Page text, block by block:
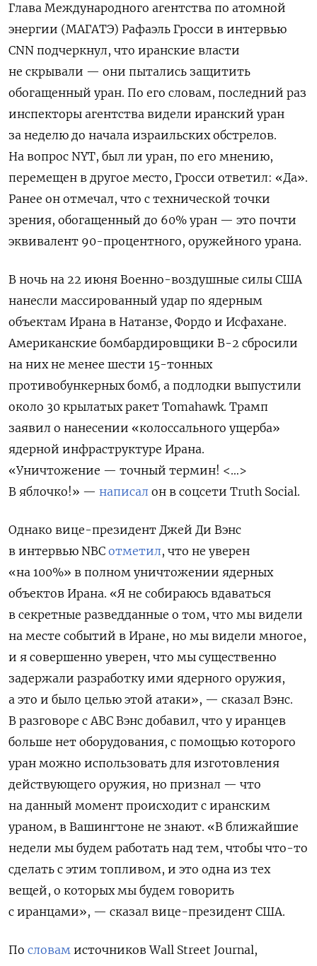
Глава Международного агентства по атомной
энергии (МАГАТЭ) Рафаэль Гросси в интервью
CNN подчеркнул, что иранские власти
не скрывали — они пытались защитить
обогащенный уран. По его словам, последний раз
инспекторы агентства видели иранский уран
за неделю до начала израильских обстрелов.
На вопрос NYT, был ли уран, по его мнению,
перемещен в другое место, Гросси ответил: «Да».
Ранее он отмечал, что с технической точки
зрения, обогащенный до 60% уран — это почти
эквивалент 90-процентного, оружейного урана.
В ночь на 22 июня Военно-воздушные силы США
нанесли массированный удар по ядерным
объектам Ирана в Натанзе, Фордо и Исфахане.
Американские бомбардировщики В-2 сбросили
на них не менее шести 15-тонных
противобункерных бомб, а подлодки выпустили
около 30 крылатых ракет Tomahawk. Трамп
заявил о нанесении «колоссального ущерба»
ядерной инфраструктуре Ирана.
«Уничтожение — точный термин! <…>
В яблочко!» — написал он в соцсети Truth Social.
Однако вице-президент Джей Ди Вэнс
в интервью NBC отметил, что не уверен
«на 100%» в полном уничтожении ядерных
объектов Ирана. «Я не собираюсь вдаваться
в секретные разведданные о том, что мы видели
на месте событий в Иране, но мы видели многое,
и я совершенно уверен, что мы существенно
задержали разработку ими ядерного оружия,
а это и было целью этой атаки», — сказал Вэнс.
В разговоре с ABC Вэнс добавил, что у иранцев
больше нет оборудования, с помощью которого
уран можно использовать для изготовления
действующего оружия, но признал — что
на данный момент происходит с иранским
ураном, в Вашингтоне не знают. «В ближайшие
недели мы будем работать над тем, чтобы что-то
сделать с этим топливом, и это одна из тех
вещей, о которых мы будем говорить
с иранцами», — сказал вице-президент США.
По словам источников Wall Street Journal,